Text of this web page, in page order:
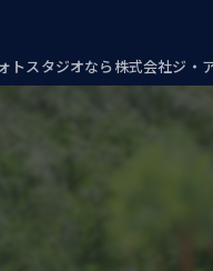
トスタジオなら株式会社ジ・